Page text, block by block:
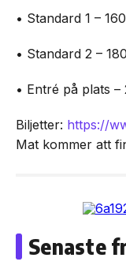
• Standard 1 –
• Standard 2 –
• Entré på plats
Biljetter: https://
Mat kommer att
Senaste